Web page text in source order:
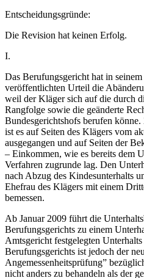
Entscheidungsgründe:
Die Revision hat keinen Erfolg.
I.
Das Berufungsgericht hat in
veröffentlichten Urteil die
weil der Kläger sich auf die durch
Rangfolge sowie die geänderte
Bundesgerichtshofs berufen
ist es auf Seiten des Klägers vom
ausgegangen und auf Seiten der
– Einkommen, wie es bereits dem
Verfahren zugrunde lag. Den
nach Abzug des Kindesunterhalts
Ehefrau des Klägers mit einem
bemessen.
Ab Januar 2009 führt die
Berufungsgerichts zu einem
Amtsgericht festgelegten
Berufungsgerichts ist jedoch der
Angemessenheitsprüfung”
nicht anders zu behandeln als der